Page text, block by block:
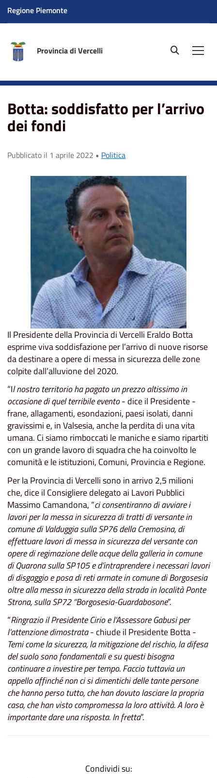
Regione Piemonte
Provincia di Vercelli site.searc
Botta: soddisfatto per l’arrivo
dei fondi
Pubblicato il 1 aprile 2022 • Politica
Il Presidente della Provincia di Vercelli Eraldo Botta
esprime viva soddisfazione per l’arrivo di nuove risorse
da destinare a opere di messa in sicurezza delle zone
colpite dall’alluvione del 2020.
“Il nostro territorio ha pagato un prezzo altissimo in
occasione di quel terribile evento- dice il Presidente -
frane, allagamenti, esondazioni, paesi isolati, danni
gravissimi e, in Valsesia, anche la perdita di una vita
umana. Ci siamo rimboccati le maniche e siamo ripartiti
con un grande lavoro di squadra che ha coinvolto le
comunità e le istituzioni, Comuni, Provincia e Regione.
Per la Provincia di Vercelli sono in arrivo 2,5 milioni
che, dice il Consigliere delegato ai Lavori Pubblici
Massimo Camandona, “ci consentiranno di avviare i
lavori per la messa in sicurezza di tratti di versante in
comune di Valduggia sulla SP76 della Cremosina, di
effettuare lavori di messa in sicurezza del versante con
opere di regimazione delle acque della galleria in comune
di Quarona sulla SP105 e d’intraprendere i necessari lavori
di disgaggio e posa di reti armate in comune di Borgosesia
oltre alla messa in sicurezza della strada in località Ponte
Strona, sulla SP72 “Borgosesia-Guardabosone”.
“Ringrazio il Presidente Cirio e l’Assessore Gabusi per
l’attenzione dimostrata- chiude il Presidente Botta -
Temi come la sicurezza, la mitigazione del rischio, la difesa
del suolo sono fondamentali e su questi bisogna
continuare a investire per tempo. Faccio tuttavia un
appello affinché non ci si dimentichi delle tante persone
che hanno perso tutto, che han dovuto lasciare la propria
casa, che han visto compromessa la loro attività. A loro è
importante dare una risposta. In fretta”.
Condividi su: